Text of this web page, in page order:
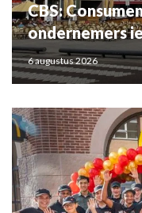
CBS:
ondernemers
6 augustus 2026